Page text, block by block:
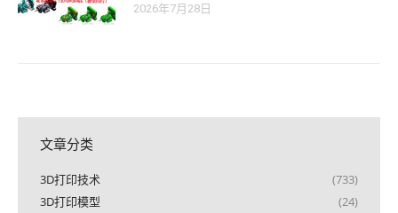
2026年7月28日
文章分类
3D打印技术
(733)
3D打印模型
(24)